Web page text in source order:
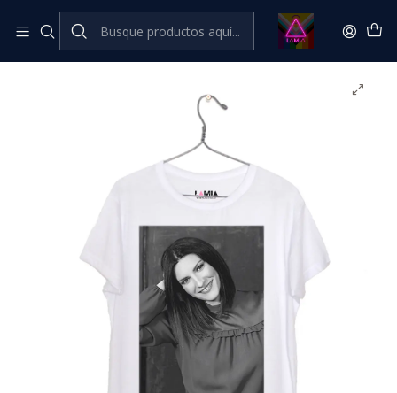
Catálogo Classic Música Classic Laura Pausini #7